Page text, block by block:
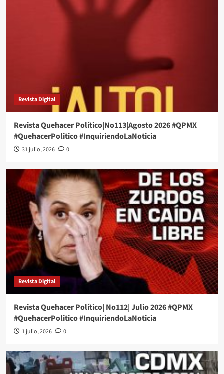
Revista Digital
Revista Quehacer Político|No113|Agosto 2026 #QPMX
#QuehacerPolitico #InquiriendoLaNoticia
31 julio, 2026 0
Revista Digital
Revista Quehacer Político| No112| Julio 2026 #QPMX
#QuehacerPolitico #InquiriendoLaNoticia
1 julio, 2026 0